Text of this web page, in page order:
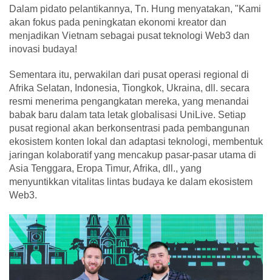
Dalam pidato pelantikannya, Tn. Hung menyatakan, "Kami
akan fokus pada peningkatan ekonomi kreator dan
menjadikan Vietnam sebagai pusat teknologi Web3 dan
inovasi budaya!
Sementara itu, perwakilan dari pusat operasi regional di
Afrika Selatan, Indonesia, Tiongkok, Ukraina, dll. secara
resmi menerima pengangkatan mereka, yang menandai
babak baru dalam tata letak globalisasi UniLive. Setiap
pusat regional akan berkonsentrasi pada pembangunan
ekosistem konten lokal dan adaptasi teknologi, membentuk
jaringan kolaboratif yang mencakup pasar-pasar utama di
Asia Tenggara, Eropa Timur, Afrika, dll., yang
menyuntikkan vitalitas lintas budaya ke dalam ekosistem
Web3.